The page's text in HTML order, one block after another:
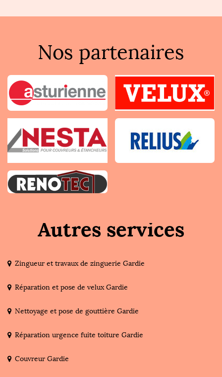
Nos partenaires
Autres services
Zingueur et travaux de zinguerie Gardie
Réparation et pose de velux Gardie
Nettoyage et pose de gouttière Gardie
Réparation urgence fuite toiture Gardie
Couvreur Gardie